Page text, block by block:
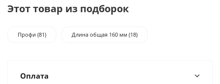
Этот товар из подборок
Профи (81) Длина общая 160 мм (18)
Оплата